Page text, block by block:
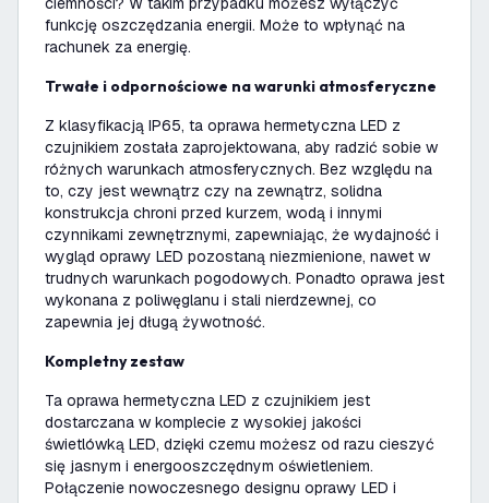
funkcję oszczędzania energii. Może to wpłynąć na
rachunek za energię.
Trwałe i odpornościowe na warunki atmosferyczne
Z klasyfikacją IP65, ta oprawa hermetyczna LED z
czujnikiem została zaprojektowana, aby radzić sobie w
różnych warunkach atmosferycznych. Bez względu na
to, czy jest wewnątrz czy na zewnątrz, solidna
konstrukcja chroni przed kurzem, wodą i innymi
czynnikami zewnętrznymi, zapewniając, że wydajność i
wygląd oprawy LED pozostaną niezmienione, nawet w
trudnych warunkach pogodowych. Ponadto oprawa jest
wykonana z poliwęglanu i stali nierdzewnej, co
zapewnia jej długą żywotność.
Kompletny zestaw
Ta oprawa hermetyczna LED z czujnikiem jest
dostarczana w komplecie z wysokiej jakości
świetlówką LED, dzięki czemu możesz od razu cieszyć
się jasnym i energooszczędnym oświetleniem.
Połączenie nowoczesnego designu oprawy LED i